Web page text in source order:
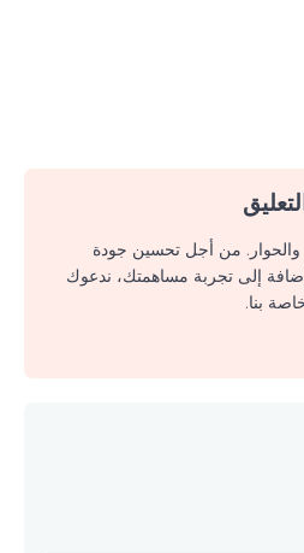
والحوار. من أجل تحسين جودة
إلى تجربة مساهمتك، ندعوك
بنا.